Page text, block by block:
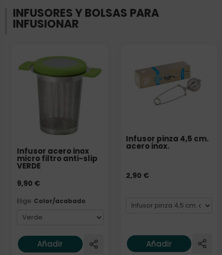
INFUSORES Y BOLSAS PARA
INFUSIONAR
Infusor acero inox
micro filtro anti-slip
VERDE
9,90 €
Elige: Color/acabado
Elige: Color/acabado
Añadir
Infusor pinza 4,5 cm.
acero inox.
2,90 €
Añadir